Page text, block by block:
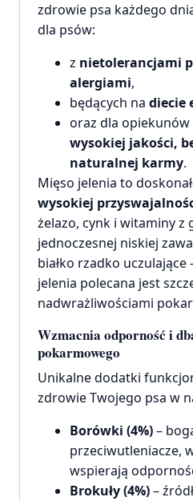
zdrowie psa każdego
dla psów:
z nietolerancjami
alergiami,
będących na diecie
oraz dla opiekunów
wysokiej jakości,
naturalnej karmy.
Mięso jelenia to
wysokiej
żelazo, cynk i witaminy z
jednoczesnej niskiej
białko rzadko
jelenia polecana jest
nadwrażliwościami
Wzmacnia odporność i
pokarmowego
Unikalne dodatki
zdrowie Twojego psa w
Borówki (4%)–
przeciwutleniacze,
wspierają
Brokuły (4%)–